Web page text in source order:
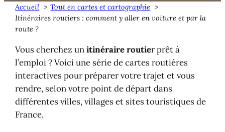
Accueil
Tout en cartes et cartographie
Itinéraires routiers : comment y aller en voiture et par la
route ?
Vous cherchez unitinéraire routier prêt à
l’emploi ? Voici une série de cartes routières
interactives pour préparer votre trajet et vous
rendre, selon votre point de départ dans
différentes villes, villages et sites touristiques de
France.